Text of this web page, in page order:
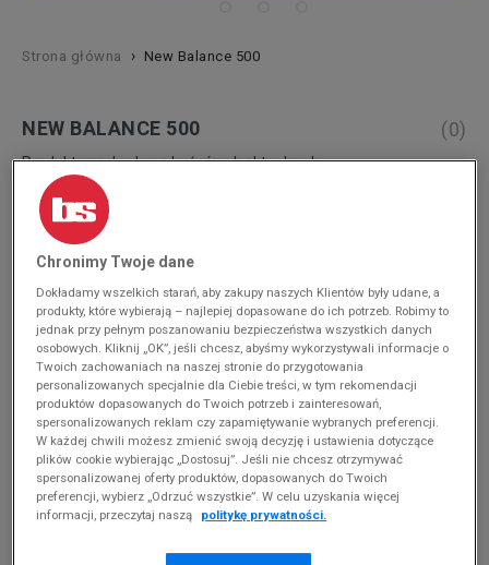
Strona główna › New Balance 500
NEW BALANCE 500
Produkty pochodzą z końcówek aktualnych
kolekcji, ubiegłych sezonów lub z ekspozycji.
Szczegóły.
(0)
Zmień treść wyszukiwanej frazy.
Spróbuj użyć mniejszej ilości filtrów (usuń mniej
istotne).
Powrót do sklepu
Sneakersy New Balance 500
Ceniona w różnych zakątkach światamarka New Balance
klasyki obuwniczej historii. Jednym z najbardziej klasycznych
Chronimy Twoje dane
Dokładamy wszelkich starań, aby zakupy naszych Klientów były udane, a
produkty, które wybierają – najlepiej dopasowane do ich potrzeb. Robimy to
jednak przy pełnym poszanowaniu bezpieczeństwa wszystkich danych
osobowych. Kliknij „OK”, jeśli chcesz, abyśmy wykorzystywali informacje o
Twoich zachowaniach na naszej stronie do przygotowania
personalizowanych specjalnie dla Ciebie treści, w tym rekomendacji
produktów dopasowanych do Twoich potrzeb i zainteresowań,
spersonalizowanych reklam czy zapamiętywanie wybranych preferencji.
W każdej chwili możesz zmienić swoją decyzję i ustawienia dotyczące
plików cookie wybierając „Dostosuj”. Jeśli nie chcesz otrzymywać
spersonalizowanej oferty produktów, dopasowanych do Twoich
preferencji, wybierz „Odrzuć wszystkie”. W celu uzyskania więcej
informacji, przeczytaj naszą
politykę prywatności.